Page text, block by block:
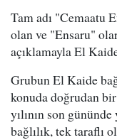
Tam adı "Cemaatu
olan ve "Ensaru"
açıklamayla El
Grubun El Kaide
konuda doğrudan
yılının son
bağlılık, tek taraflı